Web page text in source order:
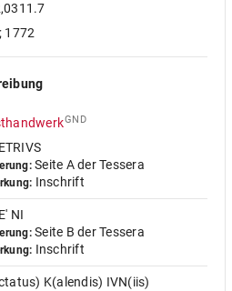
1772
GND
Seite A der Tessera
Inschrift
NI
Seite B der Tessera
Inschrift
K(alendis) IVN(iis)